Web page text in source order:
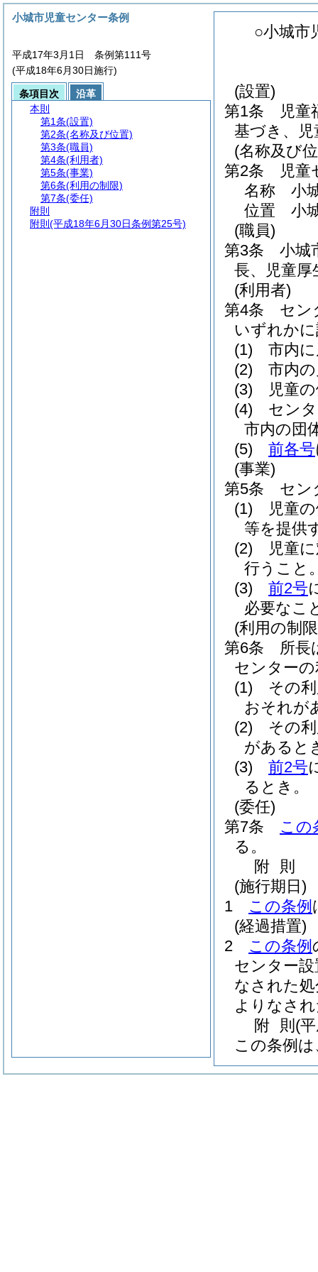
○小城市
(設置)
第1条
児童
基づき、
(名称及び
第2条
児童
名称 小
位置 小
(職員)
第3条
小城
長、児童
(利用者)
第4条
セン
いずれか
(1)
市内
(2)
市内
(3)
児童
(4)
セン
市内の団
(5)
前各号
(事業)
第5条
セン
(1)
児童
等を提供
(2)
児童
行うこと
(3)
前2号
必要なこ
(利用の制
第6条
所長
センター
(1)
その
おそれが
(2)
その
があると
(3)
前2号
るとき。
(委任)
第7条
この
る。
附 則
(施行期日)
1
この条例
(経過措置)
2
この条例
センター設
なされた
よりなさ
附 則 (
この条例
小城市児童センター条例
平成17年3月1日 条例第111号
(平成18年6月30日施行)
条項目次
沿革
本則
第1条(設置)
第2条(名称及び位置)
第3条(職員)
第4条(利用者)
第5条(事業)
第6条(利用の制限)
第7条(委任)
附則
附則 (平成18年6月30日条例第25号)